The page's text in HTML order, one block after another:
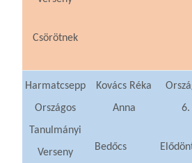
Csörötnek
Harmatcsepp
Országos
Tanulmányi
Verseny
Kovács Réka
Anna
Bedőcs
6.